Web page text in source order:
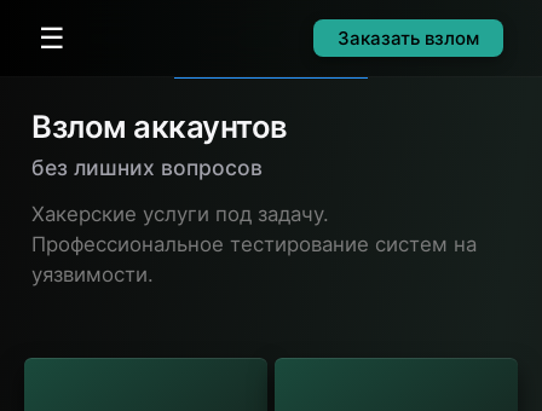
☰ Заказать взлом
Взлом аккаунтов
без лишних вопросов
Хакерские услуги под задачу.
Профессиональное тестирование систем на
уязвимости.